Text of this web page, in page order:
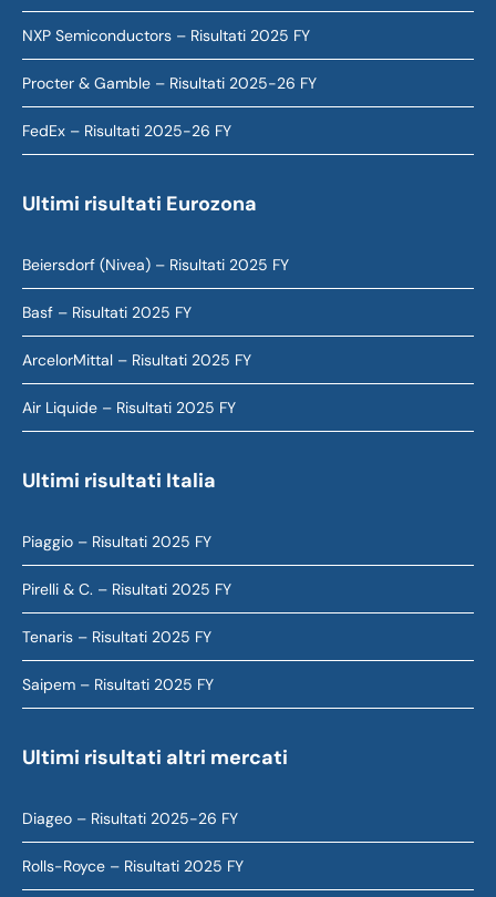
NXP Semiconductors – Risultati 2025 FY
Procter & Gamble – Risultati 2025-26 FY
FedEx – Risultati 2025-26 FY
Ultimi risultati Eurozona
Beiersdorf (Nivea) – Risultati 2025 FY
Basf – Risultati 2025 FY
ArcelorMittal – Risultati 2025 FY
Air Liquide – Risultati 2025 FY
Ultimi risultati Italia
Piaggio – Risultati 2025 FY
Pirelli & C. – Risultati 2025 FY
Tenaris – Risultati 2025 FY
Saipem – Risultati 2025 FY
Ultimi risultati altri mercati
Diageo – Risultati 2025-26 FY
Rolls-Royce – Risultati 2025 FY